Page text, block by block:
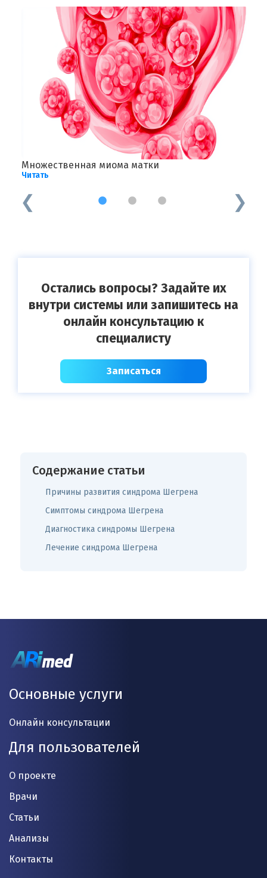
Множественная миома матки
Читать
1 2 3
Остались вопросы? Задайте их
внутри системы или запишитесь на
онлайн консультацию к
специалисту
Записаться
Содержание статьи
Причины развития синдрома Шегрена
Симптомы синдрома Шегрена
Диагностика синдромы Шегрена
Лечение синдрома Шегрена
Основные услуги
Онлайн консультации
Для пользователей
О проекте
Врачи
Статьи
Анализы
Контакты